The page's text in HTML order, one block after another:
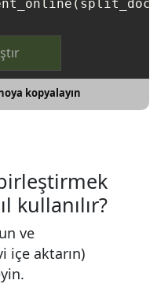
kopyalayın
kullanılır?
ve
içe aktarın)